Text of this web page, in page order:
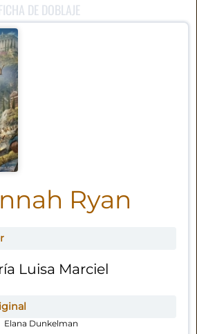
DE DOBLAJE
Ryan
Luisa Marciel
Elana Dunkelman